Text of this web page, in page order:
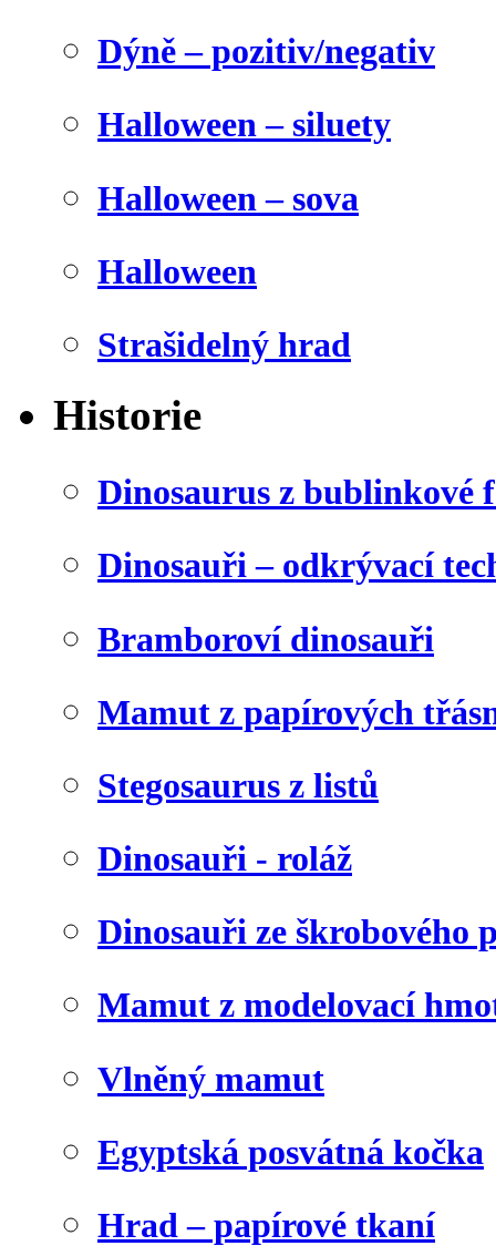
Dýně – pozitiv/negativ
Halloween – siluety
Halloween – sova
Halloween
Strašidelný hrad
Historie
Dinosaurus z bublinkové
Dinosauři – odkrývací
Bramboroví dinosauři
Mamut z papírových
Stegosaurus z listů
Dinosauři - roláž
Dinosauři ze škrobového
Mamut z modelovací
Vlněný mamut
Egyptská posvátná kočka
Hrad – papírové tkaní